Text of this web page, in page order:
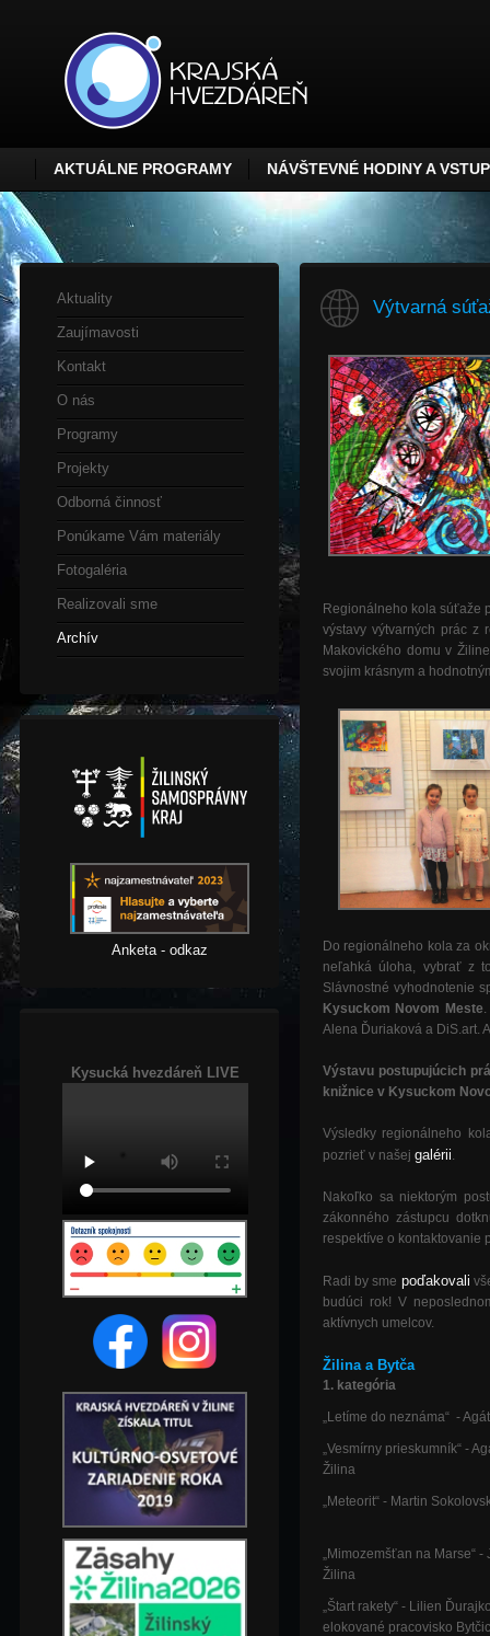
AKTUÁLNE PROGRAMY NÁVŠTEVNÉ HODINY A
Aktuality
Zaujímavosti
Kontakt
O nás
Programy
Projekty
Odborná činnosť
Ponúkame Vám materiály
Fotogaléria
Realizovali sme
Archív
Anketa - odkaz
Kysucká hvezdáreň LIVE
Výtvarná
Regionálneho kola súťaže
výstavy výtvarných prác z
Makovického domu v
svojim krásnym a
Do regionálneho kola za
neľahká úloha, vybrať z
Slávnostné vyhodnotenie
Kysuckom Novom Meste
Alena Ďuriaková a DiS.art.
Výstavu postupujúcich
knižnice v Kysuckom
Výsledky regionálneho
pozrieť v našej galérii.
Nakoľko sa niektorým
zákonného zástupcu
respektíve o kontaktovanie
Radi by sme poďakovali
budúci rok! V
aktívnych umelcov.
Žilina a Bytča
1. kategória
„Letíme do neznáma“ -
„Vesmírny prieskumník“ -
Žilina
„Meteorit“ - Martin
„Mimozemšťan na Marse“
Žilina
„Štart rakety“ - Lilien
elokované pracovisko